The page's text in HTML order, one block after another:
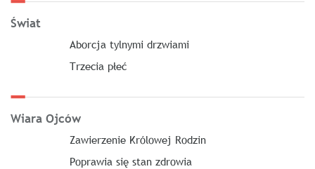
Świat
Aborcja tylnymi drzwiami
Trzecia płeć
Wiara Ojców
Zawierzenie Królowej Rodzin
Poprawia się stan zdrowia